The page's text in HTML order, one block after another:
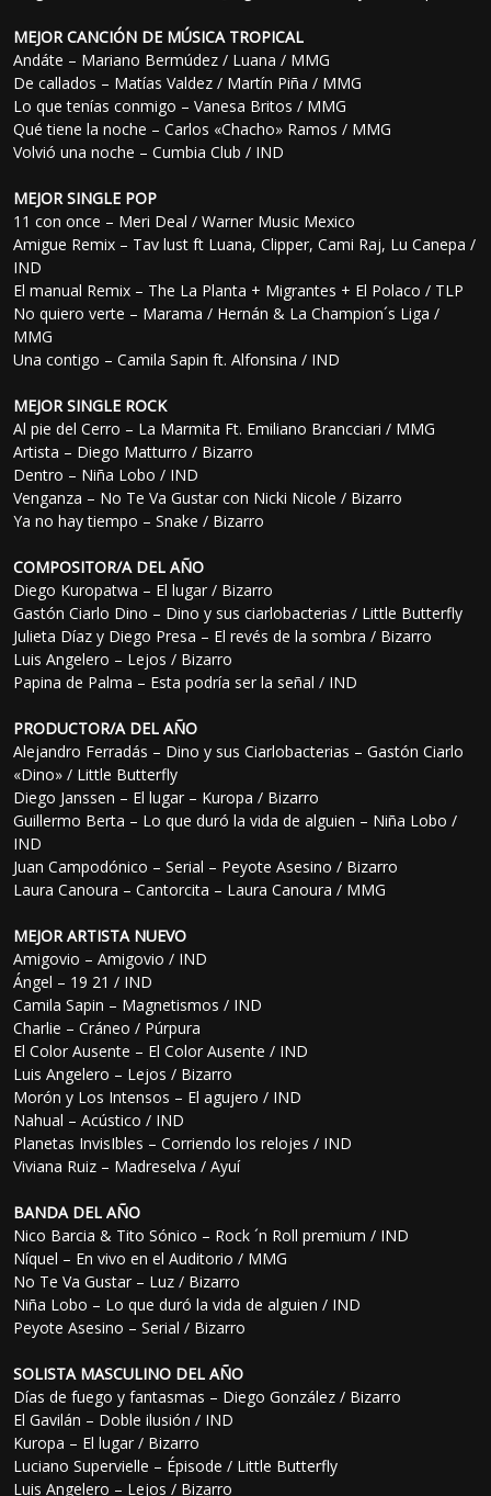
MEJOR CANCIÓN DE MÚSICA TROPICAL
Andáte – Mariano Bermúdez / Luana / MMG
De callados – Matías Valdez / Martín Piña / MMG
Lo que tenías conmigo – Vanesa Britos / MMG
Qué tiene la noche – Carlos «Chacho» Ramos / MMG
Volvió una noche – Cumbia Club / IND
MEJOR SINGLE POP
11 con once – Meri Deal / Warner Music Mexico
Amigue Remix – Tav lust ft Luana, Clipper, Cami Raj, Lu Canepa /
IND
El manual Remix – The La Planta + Migrantes + El Polaco / TLP
No quiero verte – Marama / Hernán & La Champion´s Liga /
MMG
Una contigo – Camila Sapin ft. Alfonsina / IND
MEJOR SINGLE ROCK
Al pie del Cerro – La Marmita Ft. Emiliano Brancciari / MMG
Artista – Diego Matturro / Bizarro
Dentro – Niña Lobo / IND
Venganza – No Te Va Gustar con Nicki Nicole / Bizarro
Ya no hay tiempo – Snake / Bizarro
COMPOSITOR/A DEL AÑO
Diego Kuropatwa – El lugar / Bizarro
Gastón Ciarlo Dino – Dino y sus ciarlobacterias / Little Butterfly
Julieta Díaz y Diego Presa – El revés de la sombra / Bizarro
Luis Angelero – Lejos / Bizarro
Papina de Palma – Esta podría ser la señal / IND
PRODUCTOR/A DEL AÑO
Alejandro Ferradás – Dino y sus Ciarlobacterias – Gastón Ciarlo
«Dino» / Little Butterfly
Diego Janssen – El lugar – Kuropa / Bizarro
Guillermo Berta – Lo que duró la vida de alguien – Niña Lobo /
IND
Juan Campodónico – Serial – Peyote Asesino / Bizarro
Laura Canoura – Cantorcita – Laura Canoura / MMG
MEJOR ARTISTA NUEVO
Amigovio – Amigovio / IND
Ángel – 19 21 / IND
Camila Sapin – Magnetismos / IND
Charlie – Cráneo / Púrpura
El Color Ausente – El Color Ausente / IND
Luis Angelero – Lejos / Bizarro
Morón y Los Intensos – El agujero / IND
Nahual – Acústico / IND
Planetas InvisIbles – Corriendo los relojes / IND
Viviana Ruiz – Madreselva / Ayuí
BANDA DEL AÑO
Nico Barcia & Tito Sónico – Rock ´n Roll premium / IND
Níquel – En vivo en el Auditorio / MMG
No Te Va Gustar – Luz / Bizarro
Niña Lobo – Lo que duró la vida de alguien / IND
Peyote Asesino – Serial / Bizarro
SOLISTA MASCULINO DEL AÑO
Días de fuego y fantasmas – Diego González / Bizarro
El Gavilán – Doble ilusión / IND
Kuropa – El lugar / Bizarro
Luciano Supervielle – Épisode / Little Butterfly
Luis Angelero – Lejos / Bizarro